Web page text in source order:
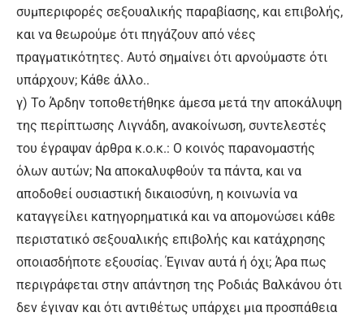
συμπεριφορές σεξουαλικής παραβίασης, και επιβολής,
και να θεωρούμε ότι πηγάζουν από νέες
πραγματικότητες. Αυτό σημαίνει ότι αρνούμαστε ότι
υπάρχουν; Κάθε άλλο..
γ) Το Άρδην τοποθετήθηκε άμεσα μετά την αποκάλυψη
της περίπτωσης Λιγνάδη, ανακοίνωση, συντελεστές
του έγραψαν άρθρα κ.ο.κ.: Ο κοινός παρανομαστής
όλων αυτών; Να αποκαλυφθούν τα πάντα, και να
αποδοθεί ουσιαστική δικαιοσύνη, η κοινωνία να
καταγγείλει κατηγορηματικά και να απομονώσει κάθε
περιστατικό σεξουαλικής επιβολής και κατάχρησης
οποιασδήποτε εξουσίας. Έγιναν αυτά ή όχι; Άρα πως
περιγράφεται στην απάντηση της Ροδιάς Βαλκάνου ότι
δεν έγιναν και ότι αντιθέτως υπάρχει μια προσπάθεια